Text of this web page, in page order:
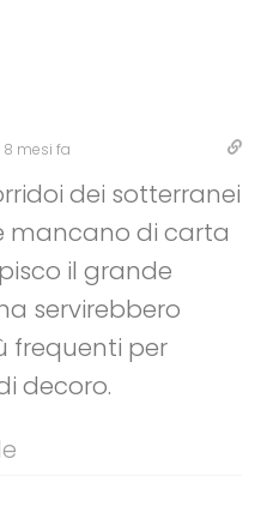
8 mesi fa
dei sotterranei
mancano di carta
il grande
servirebbero
frequenti per
decoro.